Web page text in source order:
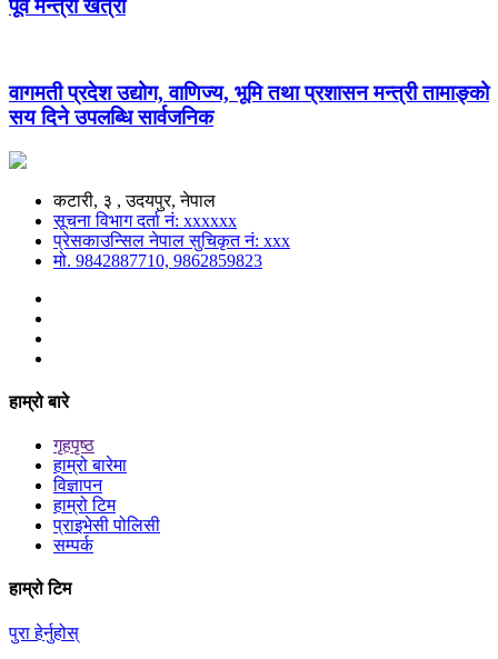
पूर्व मन्त्री खत्री
वागमती प्रदेश उद्योग, वाणिज्य, भूमि तथा प्रशासन मन्त्री तामाङ्को
सय दिने उपलब्धि सार्वजनिक
कटारी, ३ , उदयपुर, नेपाल
सूचना विभाग दर्ता नं: xxxxxx
प्रेसकाउन्सिल नेपाल सुचिकृत नं: xxx
मो. 9842887710, 9862859823
हाम्रो बारे
गृहपृष्ठ
हाम्रो बारेमा
विज्ञापन
हाम्रो टिम
प्राइभेसी पोलिसी
सम्पर्क
हाम्रो टिम
पुरा हेर्नुहोस्